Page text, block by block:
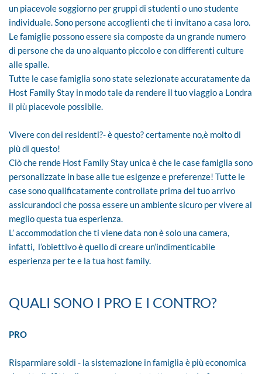
un piacevole soggiorno per gruppi di studenti o uno studente
individuale. Sono persone accoglienti che ti invitano a casa loro.
Le famiglie possono essere sia composte da un grande numero
di persone che da uno alquanto piccolo e con differenti culture
alle spalle.
Tutte le case famiglia sono state selezionate accuratamente da
Host Family Stay in modo tale da rendere il tuo viaggio a Londra
il più piacevole possibile.
Vivere con dei residenti?- è questo? certamente no,è molto di
più di questo!
Ciò che rende Host Family Stay unica è che le case famiglia sono
personalizzate in base alle tue esigenze e preferenze! Tutte le
case sono qualificatamente controllate prima del tuo arrivo
assicurandoci che possa essere un ambiente sicuro per vivere al
meglio questa tua esperienza.
L’ accommodation che ti viene data non è solo una camera,
infatti, l’obiettivo è quello di creare un’indimenticabile
esperienza per te e la tua host family.
QUALI SONO I PRO E I CONTRO?
PRO
Risparmiare soldi - la sistemazione in famiglia è più economica